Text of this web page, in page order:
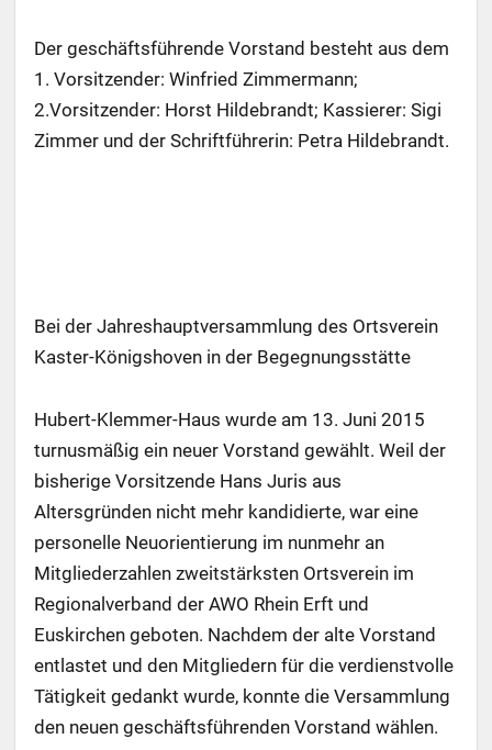
Der geschäftsführende Vorstand besteht aus dem
1. Vorsitzender: Winfried Zimmermann;
2.Vorsitzender: Horst Hildebrandt; Kassierer: Sigi
Zimmer und der Schriftführerin: Petra Hildebrandt.
Bei der Jahreshauptversammlung des Ortsverein
Kaster-Königshoven in der Begegnungsstätte
Hubert-Klemmer-Haus wurde am 13. Juni 2015
turnusmäßig ein neuer Vorstand gewählt. Weil der
bisherige Vorsitzende Hans Juris aus
Altersgründen nicht mehr kandidierte, war eine
personelle Neuorientierung im nunmehr an
Mitgliederzahlen zweitstärksten Ortsverein im
Regionalverband der AWO Rhein Erft und
Euskirchen geboten. Nachdem der alte Vorstand
entlastet und den Mitgliedern für die verdienstvolle
Tätigkeit gedankt wurde, konnte die Versammlung
den neuen geschäftsführenden Vorstand wählen.